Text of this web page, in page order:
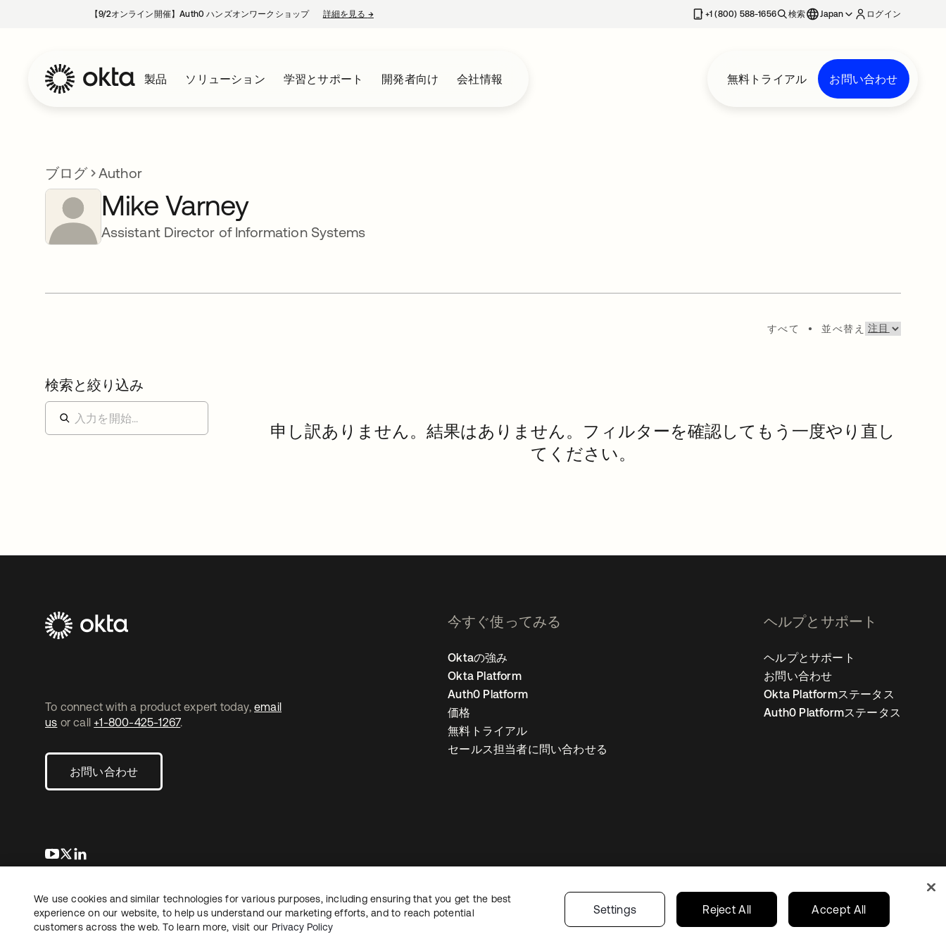
【9/2オンライン開催】Auth0 ハンズオンワークショップ 詳細を見る →新しいタブで開く +1 (800) 588-1656 検索 Japan ログイン
製品 ソリューション 学習とサポート 開発者向け 会社情報 無料トライアル お問い合わせ
ブログ Author
Mike Varney
Assistant Director of Information Systems
すべて • 並べ替え
検索と絞り込み
申し訳ありません。結果はありません。フィルターを確認してもう一度やり直し
てください。
To connect with a product expert today, email
us or call +1-800-425-1267.
お問い合わせ
新しいタブで開く
新しいタブで開く
今すぐ使ってみる
Oktaの強み
Okta Platform
Auth0 Platform
価格
無料トライアル
セールス担当者に問い合わせる
ヘルプとサポート
ヘルプとサポート
お問い合わせ
Okta Platformステータス
Auth0 Platformステータス
法務プライバシーポリシーサイト利用規約セキュリティ Cookieの設定 あなたのプライバシーの選択 Japan
Copyright © 2026 Okta. All rights reserved.
We use cookies and similar technologies for various purposes, including ensuring that you get the best
experience on our website, to help us understand our marketing efforts, and to reach potential
customers across the web. To learn more, visit our Privacy Policy
Settings Reject All Accept All